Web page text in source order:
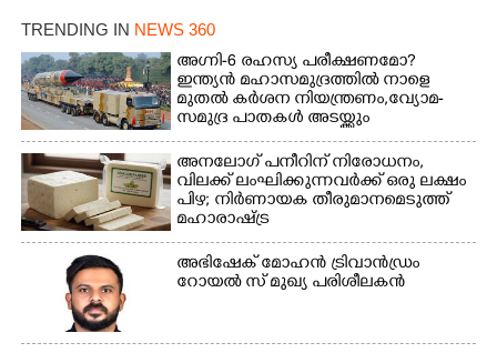
വെള്ളാരംകുത്ത്,
കത്തിപ്പാറ, ഉറിയംപെട്ടി,
തേക്കല്ല്, വെട്ടിക്കല്ല്,
മഞ്ചപ്പാറ എന്നീ ആറു
സ്ഥലങ്ങളിലേക്കുള്ള
പ്രധാന സഞ്ചാര
മാർഗമാണ് ഈ കാണുന്ന
കടത്ത് വള്ളം
TRENDING IN NEWS 360
അഗ്നി-6 രഹസ്യ പരീക്ഷണമോ?
ഇന്ത്യൻ മഹാസമുദ്രത്തിൽ നാളെ
മുതൽ കർശന നിയന്ത്രണം,വ്യോമ-
സമുദ്ര പാതകൾ അടയ്ക്കും
അനലോഗ് പനീറിന് നിരോധനം,
വിലക്ക് ലംഘിക്കുന്നവർക്ക് ഒരു ലക്ഷം
പിഴ; നിർണായക തീരുമാനമെടുത്ത്
മഹാരാഷ്ട്ര
അഭിഷേക് മോഹൻ ട്രിവാൻഡ്രം
റോയൽ സ് മുഖ്യ പരിശീലകൻ